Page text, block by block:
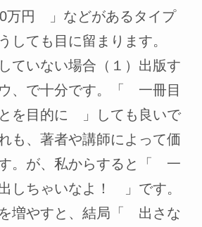
円 」などがあるタイプ
しても目に留まります。
ていない場合（１）出版す
、で十分です。「 一冊目
を目的に 」しても良いで
も、著者や講師によって価
。が、私からすると「 一
しちゃいなよ！ 」です。
増やすと、結局「 出さな